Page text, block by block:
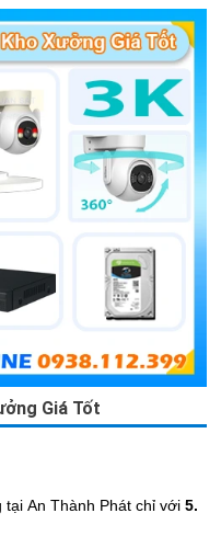
Giá Tốt
An Thành Phát chỉ với 5.